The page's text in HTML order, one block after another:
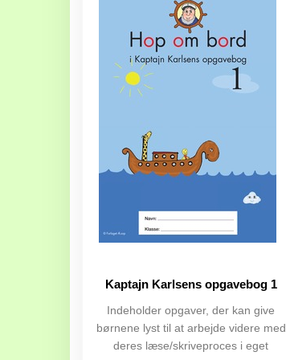
Kaptajn Karlsens opgavebog 1
Indeholder opgaver, der kan give
børnene lyst til at arbejde videre med
deres læse/skriveproces i eget